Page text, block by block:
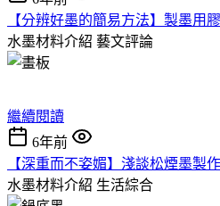
【分辨好墨的簡易方法】製墨用
水墨材料介紹 藝文評論
繼續閱讀
6年前
【深重而不姿媚】淺談松煙墨製
水墨材料介紹 生活綜合